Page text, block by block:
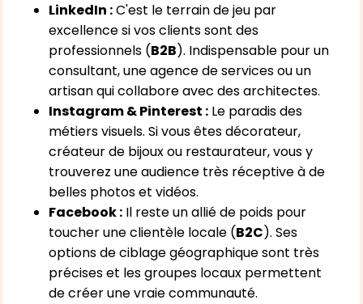
LinkedIn :C'est le terrain de jeu par
excellence si vos clients sont des
professionnels (B2B). Indispensable pour un
consultant, une agence de services ou un
artisan qui collabore avec des architectes.
Instagram & Pinterest : Le paradis des
métiers visuels. Si vous êtes décorateur,
créateur de bijoux ou restaurateur, vous y
trouverez une audience très réceptive à de
belles photos et vidéos.
Facebook : Il reste un allié de poids pour
toucher une clientèle locale (B2C). Ses
options de ciblage géographique sont très
précises et les groupes locaux permettent
de créer une vraie communauté.